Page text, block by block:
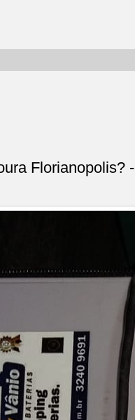
Florianopolis? -